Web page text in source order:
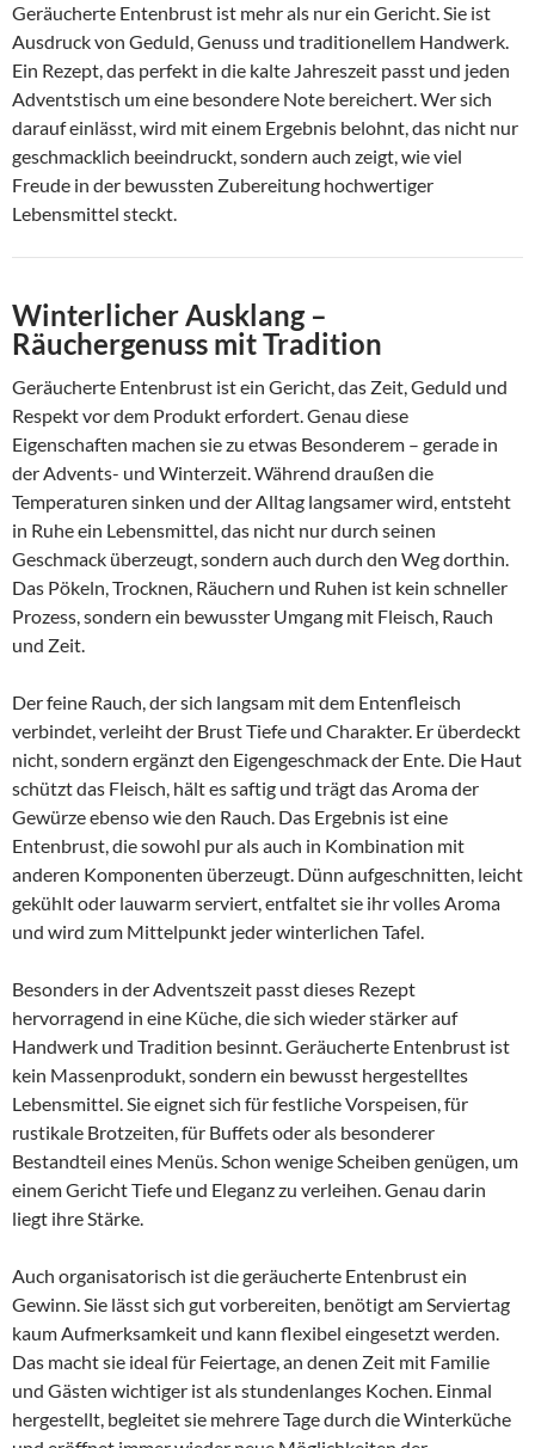
Geräucherte Entenbrust ist mehr als nur ein Gericht. Sie ist
Ausdruck von Geduld, Genuss und traditionellem Handwerk.
Ein Rezept, das perfekt in die kalte Jahreszeit passt und jeden
Adventstisch um eine besondere Note bereichert. Wer sich
darauf einlässt, wird mit einem Ergebnis belohnt, das nicht nur
geschmacklich beeindruckt, sondern auch zeigt, wie viel
Freude in der bewussten Zubereitung hochwertiger
Lebensmittel steckt.
Winterlicher Ausklang –
Räuchergenuss mit Tradition
Geräucherte Entenbrust ist ein Gericht, das Zeit, Geduld und
Respekt vor dem Produkt erfordert. Genau diese
Eigenschaften machen sie zu etwas Besonderem – gerade in
der Advents- und Winterzeit. Während draußen die
Temperaturen sinken und der Alltag langsamer wird, entsteht
in Ruhe ein Lebensmittel, das nicht nur durch seinen
Geschmack überzeugt, sondern auch durch den Weg dorthin.
Das Pökeln, Trocknen, Räuchern und Ruhen ist kein schneller
Prozess, sondern ein bewusster Umgang mit Fleisch, Rauch
und Zeit.
Der feine Rauch, der sich langsam mit dem Entenfleisch
verbindet, verleiht der Brust Tiefe und Charakter. Er überdeckt
nicht, sondern ergänzt den Eigengeschmack der Ente. Die Haut
schützt das Fleisch, hält es saftig und trägt das Aroma der
Gewürze ebenso wie den Rauch. Das Ergebnis ist eine
Entenbrust, die sowohl pur als auch in Kombination mit
anderen Komponenten überzeugt. Dünn aufgeschnitten, leicht
gekühlt oder lauwarm serviert, entfaltet sie ihr volles Aroma
und wird zum Mittelpunkt jeder winterlichen Tafel.
Besonders in der Adventszeit passt dieses Rezept
hervorragend in eine Küche, die sich wieder stärker auf
Handwerk und Tradition besinnt. Geräucherte Entenbrust ist
kein Massenprodukt, sondern ein bewusst hergestelltes
Lebensmittel. Sie eignet sich für festliche Vorspeisen, für
rustikale Brotzeiten, für Buffets oder als besonderer
Bestandteil eines Menüs. Schon wenige Scheiben genügen, um
einem Gericht Tiefe und Eleganz zu verleihen. Genau darin
liegt ihre Stärke.
Auch organisatorisch ist die geräucherte Entenbrust ein
Gewinn. Sie lässt sich gut vorbereiten, benötigt am Serviertag
kaum Aufmerksamkeit und kann flexibel eingesetzt werden.
Das macht sie ideal für Feiertage, an denen Zeit mit Familie
und Gästen wichtiger ist als stundenlanges Kochen. Einmal
hergestellt, begleitet sie mehrere Tage durch die Winterküche